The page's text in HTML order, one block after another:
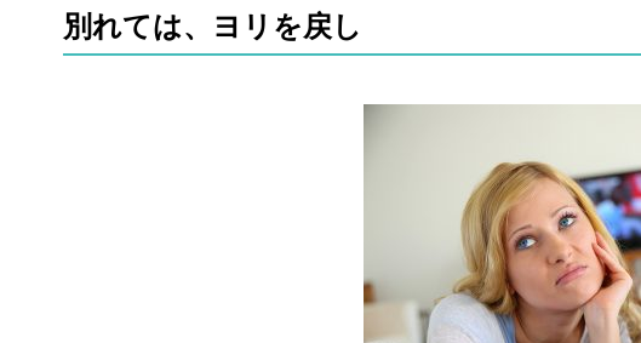
別れては、ヨリを戻し